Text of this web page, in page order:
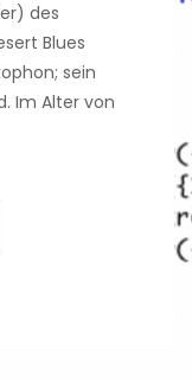
des
Blues
sein
Im Alter von